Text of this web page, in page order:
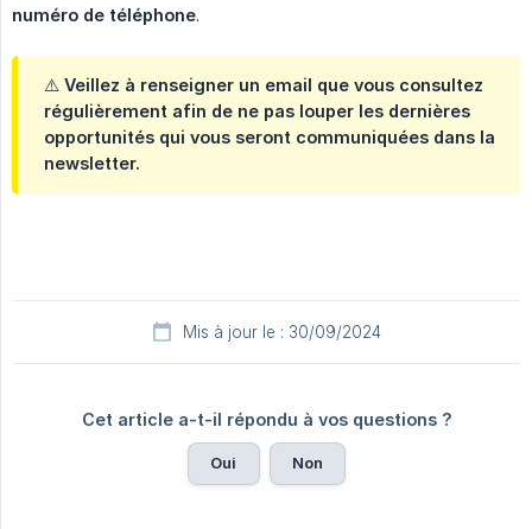
numéro de téléphone.
⚠️ Veillez à renseigner un email que vous consultez
régulièrement afin de ne pas louper les dernières
opportunités qui vous seront communiquées dans la
newsletter.
Mis à jour le : 30/09/2024
Cet article a-t-il répondu à vos questions ?
Oui Non